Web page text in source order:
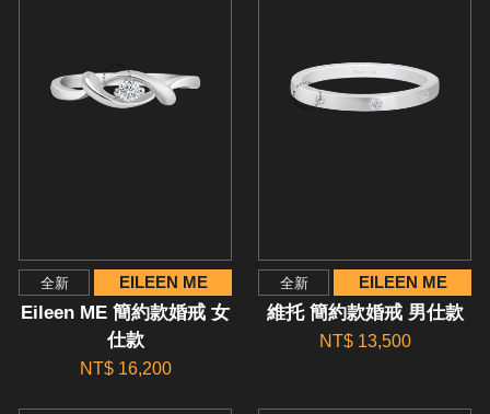
全新 EILEEN ME
Eileen ME 簡約款婚戒 女
仕款
NT$ 16,200
全新 EILEEN ME
維托 簡約款婚戒 男仕款
NT$ 13,500